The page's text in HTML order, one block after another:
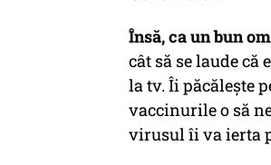
Însă, ca un bun
cât să se laude
la tv. Îi păcălește
vaccinurile o să
virusul îi va ierta